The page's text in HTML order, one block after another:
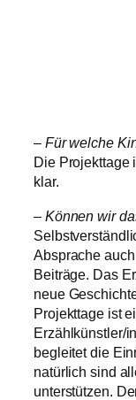
– Für welche
Die Projekttage
klar.
– Können wir
Absprache
Beiträge. Das
neue
Projekttage ist
Erzählkünstler/
begleitet die
natürlich sind
unterstützen.